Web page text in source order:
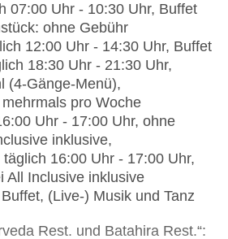
07:00 Uhr - 10:30 Uhr, Buffet
ohne Gebühr
12:00 Uhr - 14:30 Uhr, Buffet
18:30 Uhr - 21:30 Uhr,
(4-Gänge-Menü),
pro Woche
Uhr - 17:00 Uhr, ohne
inklusive,
16:00 Uhr - 17:00 Uhr,
All Inclusive inklusive
(Live-) Musik und Tanz
Rest. und Batahira Rest.“: